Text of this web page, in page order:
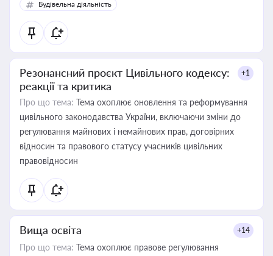
Будівельна діяльність
Резонансний проєкт Цивільного кодексу:
реакції та критика
+1
Про що тема: Тема охоплює оновлення та реформування
цивільного законодавства України, включаючи зміни до
регулювання майнових і немайнових прав, договірних
відносин та правового статусу учасників цивільних
правовідносин
Вища освіта +14
Про що тема: Тема охоплює правове регулювання